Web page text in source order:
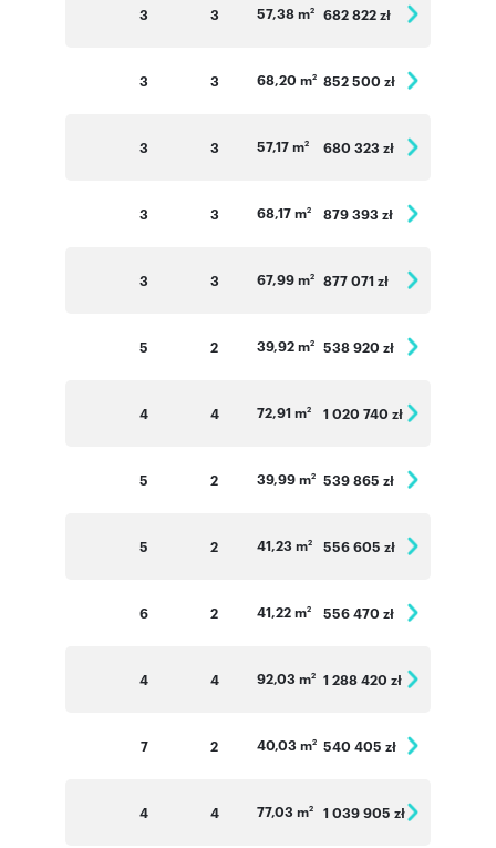
3 3 57,38 m2 682 822 zł
3 3 68,20 m2 852 500 zł
3 3 57,17 m2 680 323 zł
3 3 68,17 m2 879 393 zł
3 3 67,99 m2 877 071 zł
5 2 39,92 m2 538 920 zł
4 4 72,91 m2 1 020 740 zł
5 2 39,99 m2 539 865 zł
5 2 41,23 m2 556 605 zł
6 2 41,22 m2 556 470 zł
4 4 92,03 m2 1 288 420 zł
7 2 40,03 m2 540 405 zł
4 4 77,03 m2 1 039 905 zł